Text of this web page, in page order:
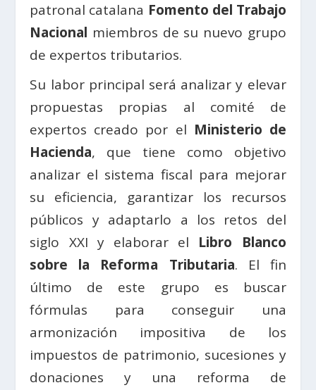
patronal catalana Fomento del Trabajo
Nacional miembros de su nuevo grupo
de expertos tributarios.
Su labor principal será analizar y elevar
propuestas propias al comité de
expertos creado por el Ministerio de
Hacienda, que tiene como objetivo
analizar el sistema fiscal para mejorar
su eficiencia, garantizar los recursos
públicos y adaptarlo a los retos del
siglo XXI y elaborar el Libro Blanco
sobre la Reforma Tributaria. El fin
último de este grupo es buscar
fórmulas para conseguir una
armonización impositiva de los
impuestos de patrimonio, sucesiones y
donaciones y una reforma de